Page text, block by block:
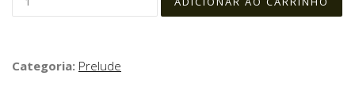
Categoria: Prelude